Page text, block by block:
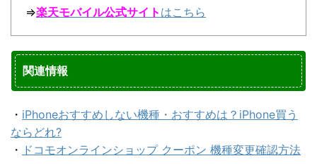
⇒楽天モバイル公式サイト はこちら
関連情報
・ iPhoneおすすめしない機種・おすすめは？iPhone買う
ならどれ?
・ ドコモオンラインショップ クーポン 機種変更確認方法